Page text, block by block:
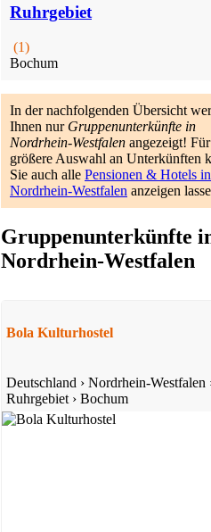
Ruhrgebiet
(1)
Bochum
In der nachfolgenden Übersicht
Ihnen nur Gruppenunterkünfte in
Nordrhein-Westfalen angezeigt!
größere Auswahl an Unterkünften
Sie auch alle Pensionen & Hotels in
Nordrhein-Westfalen anzeigen
Gruppenunterkünfte
Nordrhein-Westfalen
Bola Kulturhostel
Deutschland › Nordrhein-Westfalen
Ruhrgebiet › Bochum